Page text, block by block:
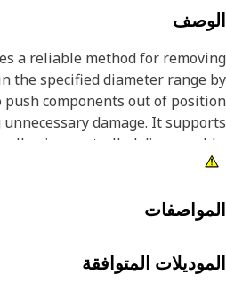
a reliable method for
the specified diameter range
push components out of
unnecessary damage. It
by allowing controlled
to separate tightly fitted
alignment during removal,
be detached stably and
المتوافقة